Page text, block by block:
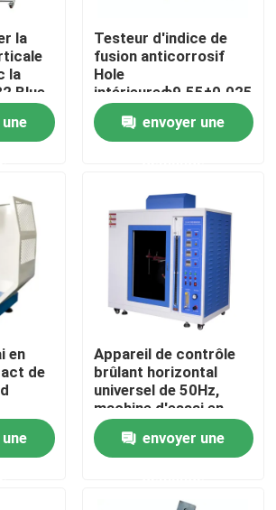
la
la
Blue
Testeur d'indice de
fusion anticorrosif
Hole
intérieureф9.55±0.025
mm Plage de
température 80°C ≈
400°C
envoyer une
en
de
Appareil de contrôle
brûlant horizontal
universel de 50Hz,
machine d'essai en
plastique
anticorrosive
envoyer une